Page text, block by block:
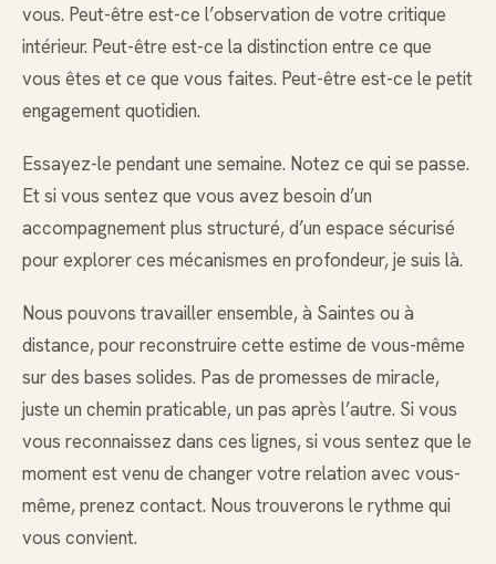
vous. Peut-être est-ce l’observation de votre critique
intérieur. Peut-être est-ce la distinction entre ce que
vous êtes et ce que vous faites. Peut-être est-ce le petit
engagement quotidien.
Essayez-le pendant une semaine. Notez ce qui se passe.
Et si vous sentez que vous avez besoin d’un
accompagnement plus structuré, d’un espace sécurisé
pour explorer ces mécanismes en profondeur, je suis là.
Nous pouvons travailler ensemble, à Saintes ou à
distance, pour reconstruire cette estime de vous-même
sur des bases solides. Pas de promesses de miracle,
juste un chemin praticable, un pas après l’autre. Si vous
vous reconnaissez dans ces lignes, si vous sentez que le
moment est venu de changer votre relation avec vous-
même, prenez contact. Nous trouverons le rythme qui
vous convient.